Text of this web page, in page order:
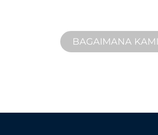
BAGAIMANA KAMI